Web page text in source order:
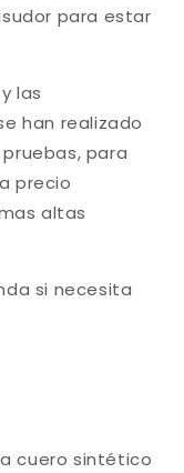
para estar
las
han realizado
para
precio
altas
si necesita
cuero sintético